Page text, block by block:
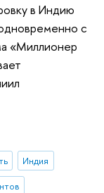
в Индию
с
«Миллионер
Индия